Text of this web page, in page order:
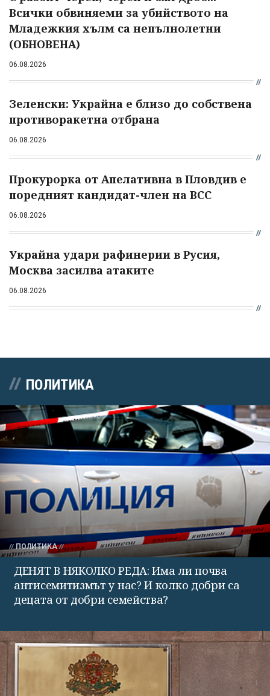
Всички обвиняеми за убийството на
Младежкия хълм са непълнолетни
(ОБНОВЕНА)
06.08.2026
Зеленски: Украйна е близо до собствена
противоракетна отбрана
06.08.2026
Прокурорка от Апелативна в Пловдив е
поредният кандидат-член на ВСС
06.08.2026
Украйна удари рафинерии в Русия,
Москва засилва атаките
06.08.2026
ПОЛИТИКА
ПОЛИТИКА
ДЕНЯТ В НЯКОЛКО РЕДА: Има ли почва
антисемитизмът у нас? И колко добри са
децата от добри семейства?